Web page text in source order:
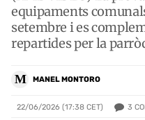
equipaments
setembre i es
repartides per la
M MANEL MONTORO
22/06/2026 (17:38 CET) 3